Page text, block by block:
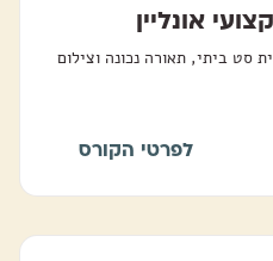
אונליין
סט ביתי, תאורה נכונה וצילום
לפרטי הקורס